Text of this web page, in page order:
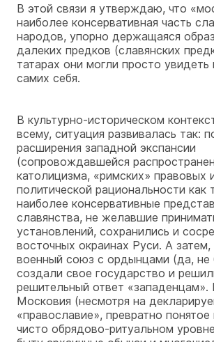
В этой связи я утверждаю, что
наиболее консервативная часть
народов, упорно держащаяся
далеких предков (славянских
татарах они могли просто
самих себя.
В культурно-историческом
всему, ситуация развивалась так:
расширения западной экспансии
(сопровождавшейся
католицизма, «римских» правовых
политической рациональности как
наиболее консервативные
славянства, не желавшие
установлений, сохранились и
восточных окраинах Руси. А затем,
военный союз с ордынцами (да, не
создали свое государство и
решительный ответ «западенцам».
Московия (несмотря на
«православие», превратно понятое
чисто обрядово-ритуальном